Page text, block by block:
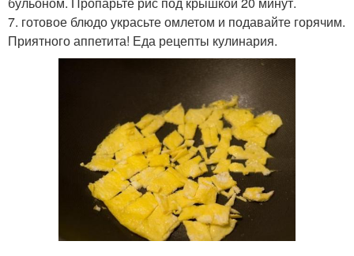
7. готовое блюдо украсьте омлетом и подавайте горячим.
Приятного аппетита! Еда рецепты кулинария.